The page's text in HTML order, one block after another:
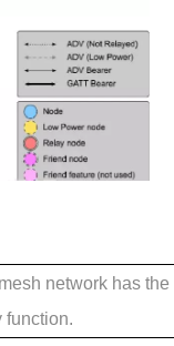
network has
function.